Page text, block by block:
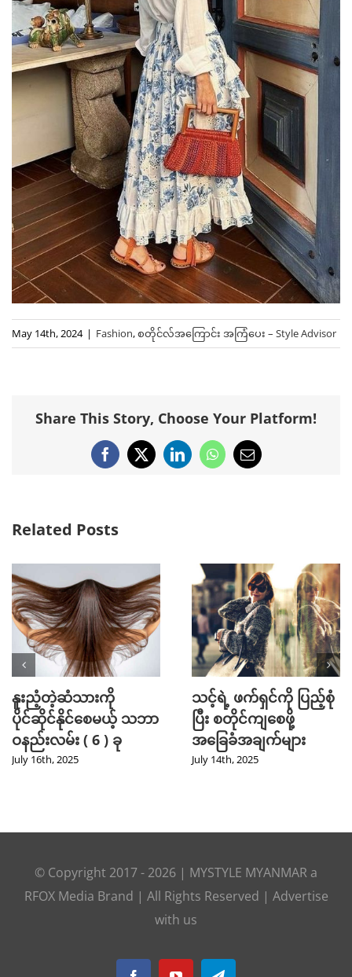
May 14th, 2024 | Fashion,စတိုင်လ်အကြောင်း အကြံပေး – Style Advisor
Share This Story, Choose Your Platform!
Facebook
X LinkedInWhatsApp
Email
Related Posts
Mini Jeans Skirt ကို စ
တိုင်ကျကျဝတ်လို့ရစေ
မယ့် Styling Tips များ
September 28th, 2024
Golf အားကစား
ကြိုက်နှစ်သက်သူတို့
အတွက် ဖက်ရှင် Tips
များ
© Copyright 2017 - 2026|MYSTYLE MYANMARa
Brand | All Rights Reserved |